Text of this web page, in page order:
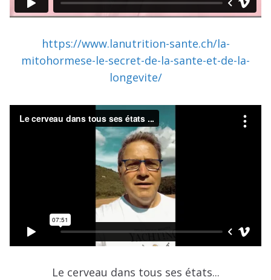
https://www.lanutrition-sante.ch/la-
mitohormese-le-secret-de-la-sante-et-de-la-
longevite/
Le cerveau dans tous ses états...